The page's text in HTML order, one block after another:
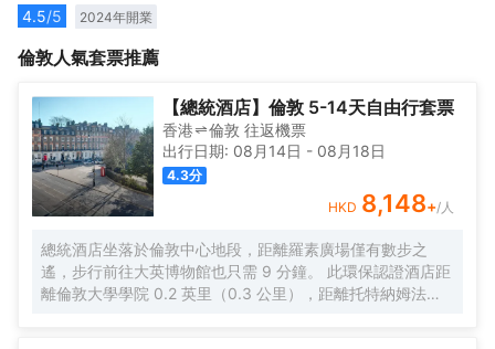
4.5/5 2024年開業
倫敦人氣套票推薦
【總統酒店】倫敦 5-14天自由行套票
香港 倫敦 往返機票
出行日期: 08月14日 - 08月18日
4.3分
HKD 8,148+/人
總統酒店坐落於倫敦中心地段，距離羅素廣場僅有數步之
遙，步行前往大英博物館也只需 9 分鐘。 此環保認證酒店距
離倫敦大學學院 0.2 英里（0.3 公里），距離托特納姆法院